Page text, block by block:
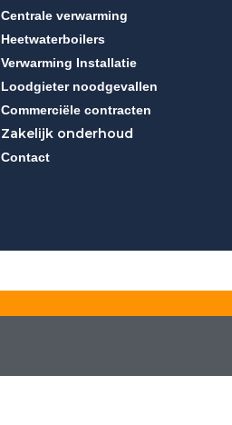
Centrale verwarming
Heetwaterboilers
Verwarming Installatie
Loodgieter noodgevallen
Commerciële contracten
Zakelijk onderhoud
Contact